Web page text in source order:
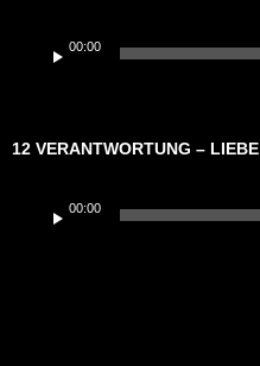
Player
00:00
12 VERANTWORTUNG – LIEBE
Player
00:00